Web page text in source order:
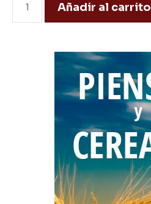
Añadir al carrito